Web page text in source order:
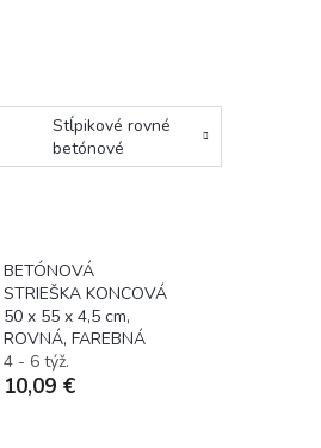
Stĺpikové rovné
betónové
striešky
BETÓNOVÁ
STRIEŠKA KONCOVÁ
50 x 55 x 4,5 cm,
ROVNÁ, FAREBNÁ
4 - 6 týž.
10,09 €